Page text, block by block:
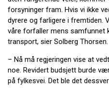
forsyninger fram. Hvis vi ikke
dyrere og farligere i fremtiden.
våre forfaller mens samfunnet
transport, sier Solberg Thorsen.
– Nå må regjeringen vise at
noe. Revidert budsjett burde
på fylkesvei. Det ble det